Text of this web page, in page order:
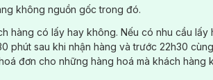
không nguồn gốc trong đó.
hàng có lấy hay không. Nếu có nhu cầu lấy
phút sau khi nhận hàng và trước 22h30
đơn cho những hàng hoá mà khách hàng